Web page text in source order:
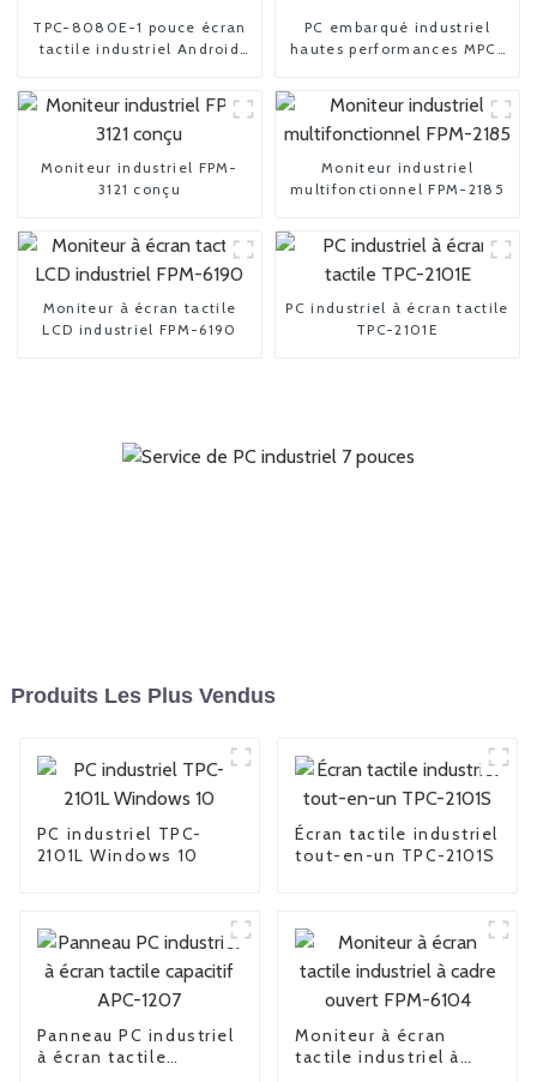
TPC-8080E-1 pouce écran
tactile industriel Android
PC embarqué industriel
hautes performances MPC-
Moniteur industriel FPM-
3121 conçu
Moniteur industriel
multifonctionnel FPM-2185
Moniteur à écran tactile
LCD industriel FPM-6190
PC industriel à écran tactile
TPC-2101E
Produits Les Plus Vendus
PC industriel TPC-
2101L Windows 10
Écran tactile industriel
tout-en-un TPC-2101S
Panneau PC industriel
à écran tactile
Moniteur à écran
tactile industriel à